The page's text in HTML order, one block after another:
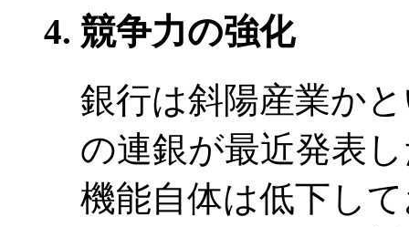
競争力の強化
銀行は斜陽産業か
の連銀が最近発表
機能自体は低下し